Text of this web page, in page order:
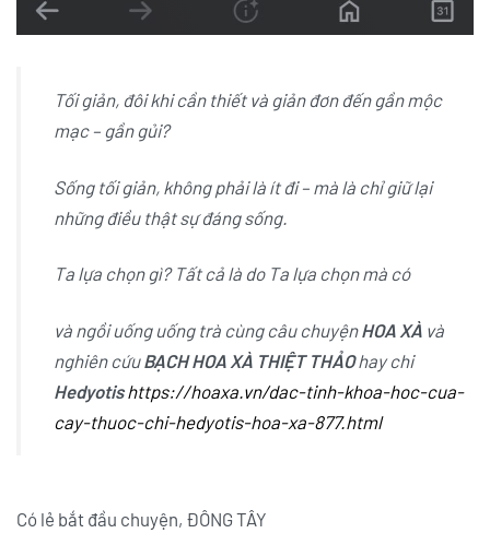
Tối giản, đôi khi cần thiết và giản đơn đến gần mộc
mạc – gần gủi?
Sống tối giản, không phải là ít đi – mà là chỉ giữ lại
những điều thật sự đáng sống.
Ta lựa chọn gì? Tất cả là do Ta lựa chọn mà có
và ngồi uống uống trà cùng câu chuyệnHOA XÀvà
nghiên cứuBẠCH HOA XÀ THIỆT THẢOhay chi
Hedyotis https://hoaxa.vn/dac-tinh-khoa-hoc-cua-
cay-thuoc-chi-hedyotis-hoa-xa-877.html
Có lẻ bắt đầu chuyện, ĐÔNG TÂY